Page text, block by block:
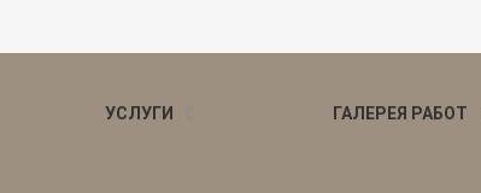
УСЛУГИ ГАЛЕРЕЯ РАБОТ